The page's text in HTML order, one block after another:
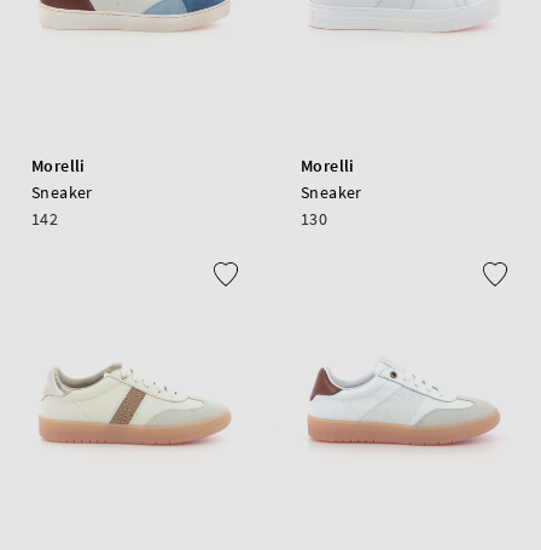
Morelli
Sneaker
142
Morelli
Sneaker
130